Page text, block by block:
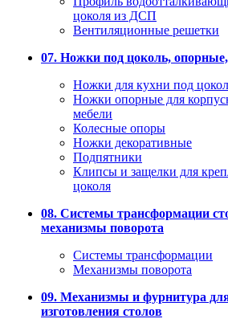
цоколя из ДСП
Вентиляционные решетки
07. Ножки под цоколь, опорные,
Ножки для кухни под
Ножки опорные для
мебели
Колесные опоры
Ножки декоративные
Подпятники
Клипсы и защелки для
цоколя
08. Системы трансформации
механизмы поворота
Системы трансформации
Механизмы поворота
09. Механизмы и фурнитура
изготовления столов